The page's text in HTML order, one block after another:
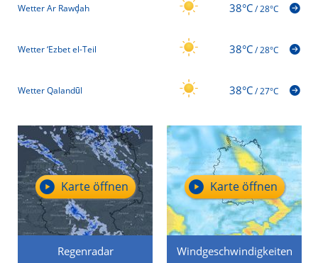
Wetter Ar Rawḑah 38°C/28°C
Wetter ‘Ezbet el-Teil 38°C/28°C
Wetter Qalandūl 38°C/27°C
Regenradar
Karte öffnen
Windgeschwindigkeiten
Karte öffnen